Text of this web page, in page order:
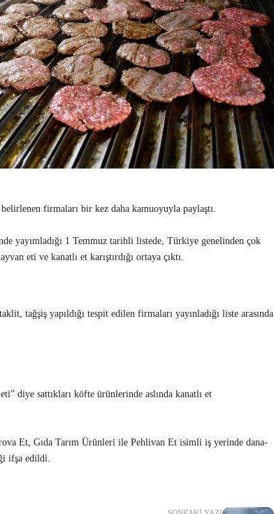
firmaları bir kez daha kamuoyuyla paylaştı.
yayımladığı 1 Temmuz tarihli listede, Türkiye genelinden çok
eti ve kanatlı et karıştırdığı ortaya çıktı.
tağşiş yapıldığı tespit edilen firmaları yayınladığı liste arasında
diye sattıkları köfte ürünlerinde aslında kanatlı et
Et, Gıda Tarım Ürünleri ile Pehlivan Et isimli iş yerinde dana-
ifşa edildi.